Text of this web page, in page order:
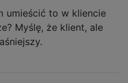
umieścić to w kliencie
Myślę, że klient, ale